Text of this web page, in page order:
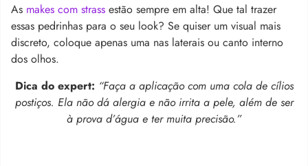
As makes com strass estão sempre em alta! Que tal trazer
essas pedrinhas para o seu look? Se quiser um visual mais
discreto, coloque apenas uma nas laterais ou canto interno
dos olhos.
Dica do expert: “Faça a aplicação com uma cola de cílios
postiços. Ela não dá alergia e não irrita a pele, além de ser
à prova d’água e ter muita precisão.”